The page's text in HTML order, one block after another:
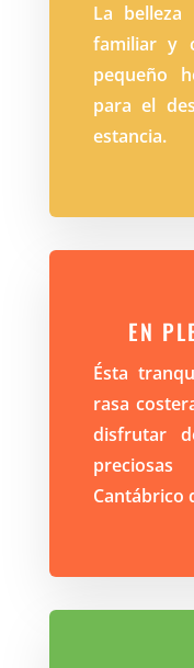
La
familiar y
pequeño
para el
estancia.
EN
Ésta
rasa
disfrutar
Cantábrico